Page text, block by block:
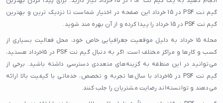
گیم نت PS4 در 15 خرداد این صفحه در اختیار شماست تا نزدیک ترین و بهترین
گیم نت PS4 در 15 خرداد را پیدا کرده و از آن بهره مند شوید.
محله ۱۵ خرداد به دلیل موقعیت جغرافیایی خاص خود، محل فعالیت بسیاری از
کسب و کارها و مراکز مختلف است. اگر به دنبال گیم نت PS4 در ۱۵خرداد هستید،
می‌توانید در این منطقه به گزینه‌های متعددی دسترسی داشته باشید. برخی از
گیم نت PS4 در ۱۵خرداد با سال‌ها تجربه و تخصص، خدماتی با کیفیت بالا ارائه
می‌دهند و توانسته‌اند رضایت مشتریان را جلب کنند.